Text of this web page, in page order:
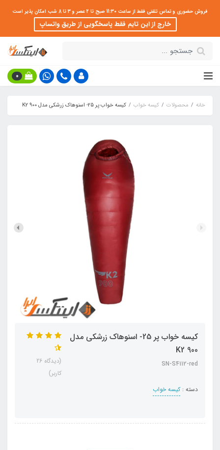
فروش حضوری و تماس تلفنی فقط از ساعت 11:30 صبح تا 2 عصر و 3 تا 8 شب امکان پذیر است
خارج از این تایم فقط پاسخگویی از طریق واتساپ
0
خانه محصولات کیسه خواب کیسه خواب پر 25- اسنوهاک زرشکی مدل K2 900
کیسه خواب پر 25- اسنوهاک زرشکی مدل
K2 900
SN-S4112-red
دسته :کیسه خواب
(دیدگاه 26
کاربر)